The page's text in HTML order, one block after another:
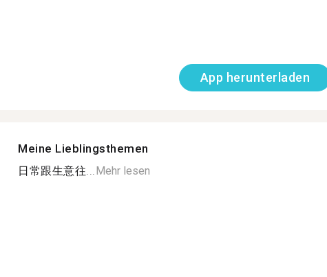
App herunterladen
Meine Lieblingsthemen
日常跟生意往...Mehr lesen